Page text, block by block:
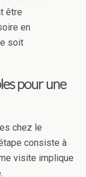
être
en
soit
pour une
chez le
consiste à
visite implique